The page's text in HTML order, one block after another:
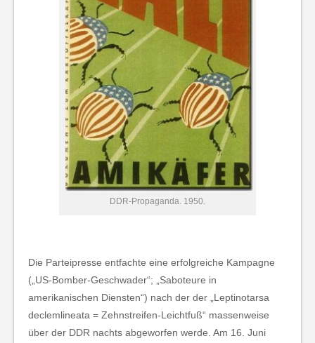
DDR-Propaganda. 1950.
Die Parteipresse entfachte eine erfolgreiche Kampagne
(„US-Bomber-Geschwader“; „Saboteure in
amerikanischen Diensten“) nach der der „Leptinotarsa
declemlineata = Zehnstreifen-Leichtfuß“ massenweise
über der DDR nachts abgeworfen werde. Am 16. Juni